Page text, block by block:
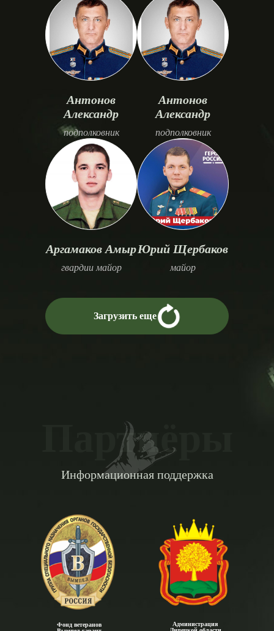
Антонов
Александр
подполковник
Антонов
Александр
подполковник
Аргамаков Амыр
гвардии майор
Юрий Щербаков
майор
Загрузить еще
Партнёры
Информационная поддержка
Фонд ветеранов
Администрация